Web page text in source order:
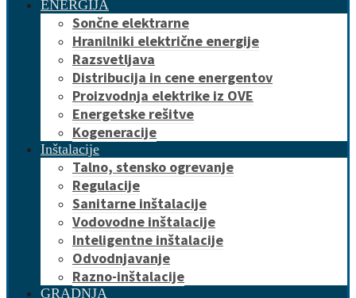
ENERGIJA
Sončne elektrarne
Hranilniki električne energije
Razsvetljava
Distribucija in cene energentov
Proizvodnja elektrike iz OVE
Energetske rešitve
Kogeneracije
Inštalacije
Talno, stensko ogrevanje
Regulacije
Sanitarne inštalacije
Vodovodne inštalacije
Inteligentne inštalacije
Odvodnjavanje
Razno-inštalacije
GRADNJA